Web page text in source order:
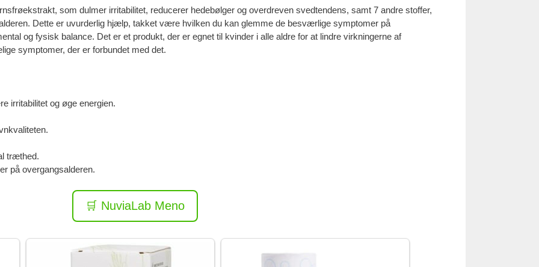
som dulmer irritabilitet, reducerer hedebølger og overdreven svedtendens, samt 7 andre stoffer,
Dette er uvurderlig hjælp, takket være hvilken du kan glemme de besværlige symptomer på
og fysisk balance. Det er et produkt, der er egnet til kvinder i alle aldre for at lindre virkningerne af
symptomer, der er forbundet med det.
irritabilitet og øge energien.
træthed.
på overgangsalderen.
🛒 NuviaLab Meno